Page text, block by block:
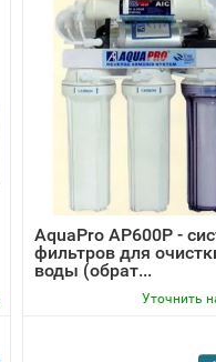
AquaPro AP600P -
фильтров для
воды (обрат...
Уточнить